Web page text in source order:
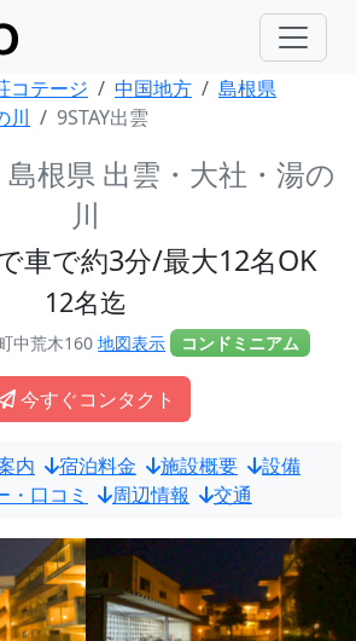
コテージ 中国地方
島根県
川
9STAY出雲
島根県 出雲・大社・湯の
川
車で約3分/最大12名OK
12名迄
中荒木160地図表示 コンドミニアム
今すぐコンタクト
内 宿泊料金 施設概要
設備
・口コミ
周辺情報 交通